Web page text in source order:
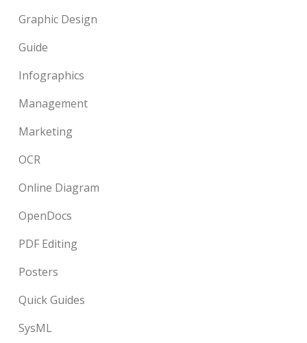
Graphic Design
Guide
Infographics
Management
Marketing
OCR
Online Diagram
OpenDocs
PDF Editing
Posters
Quick Guides
SysML